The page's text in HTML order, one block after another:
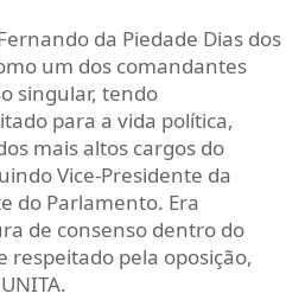
da Piedade Dias dos
um dos comandantes
singular, tendo
para a vida política,
mais altos cargos do
Vice-Presidente da
do Parlamento. Era
de consenso dentro do
pela oposição,